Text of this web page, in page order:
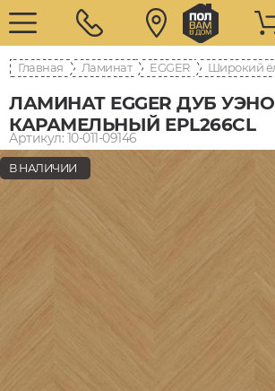
Главная Ламинат EGGER
ЛАМИНАТ EGGER ДУБ УЭНО
КАРАМЕЛЬНЫЙ EPL266CL
Артикул: 10-011-09146
В НАЛИЧИИ